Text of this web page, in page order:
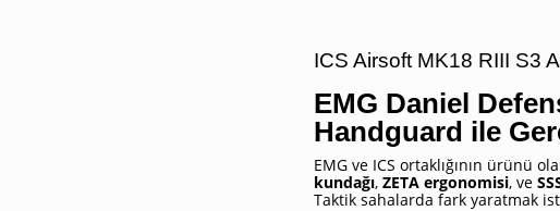
ICS Airsoft MK18 RIII S3
EMG Daniel
Handguard ile
EMG ve ICS ortaklığının ürünü
kundağı, ZETA ergonomisi, ve
Taktik sahalarda fark yaratmak